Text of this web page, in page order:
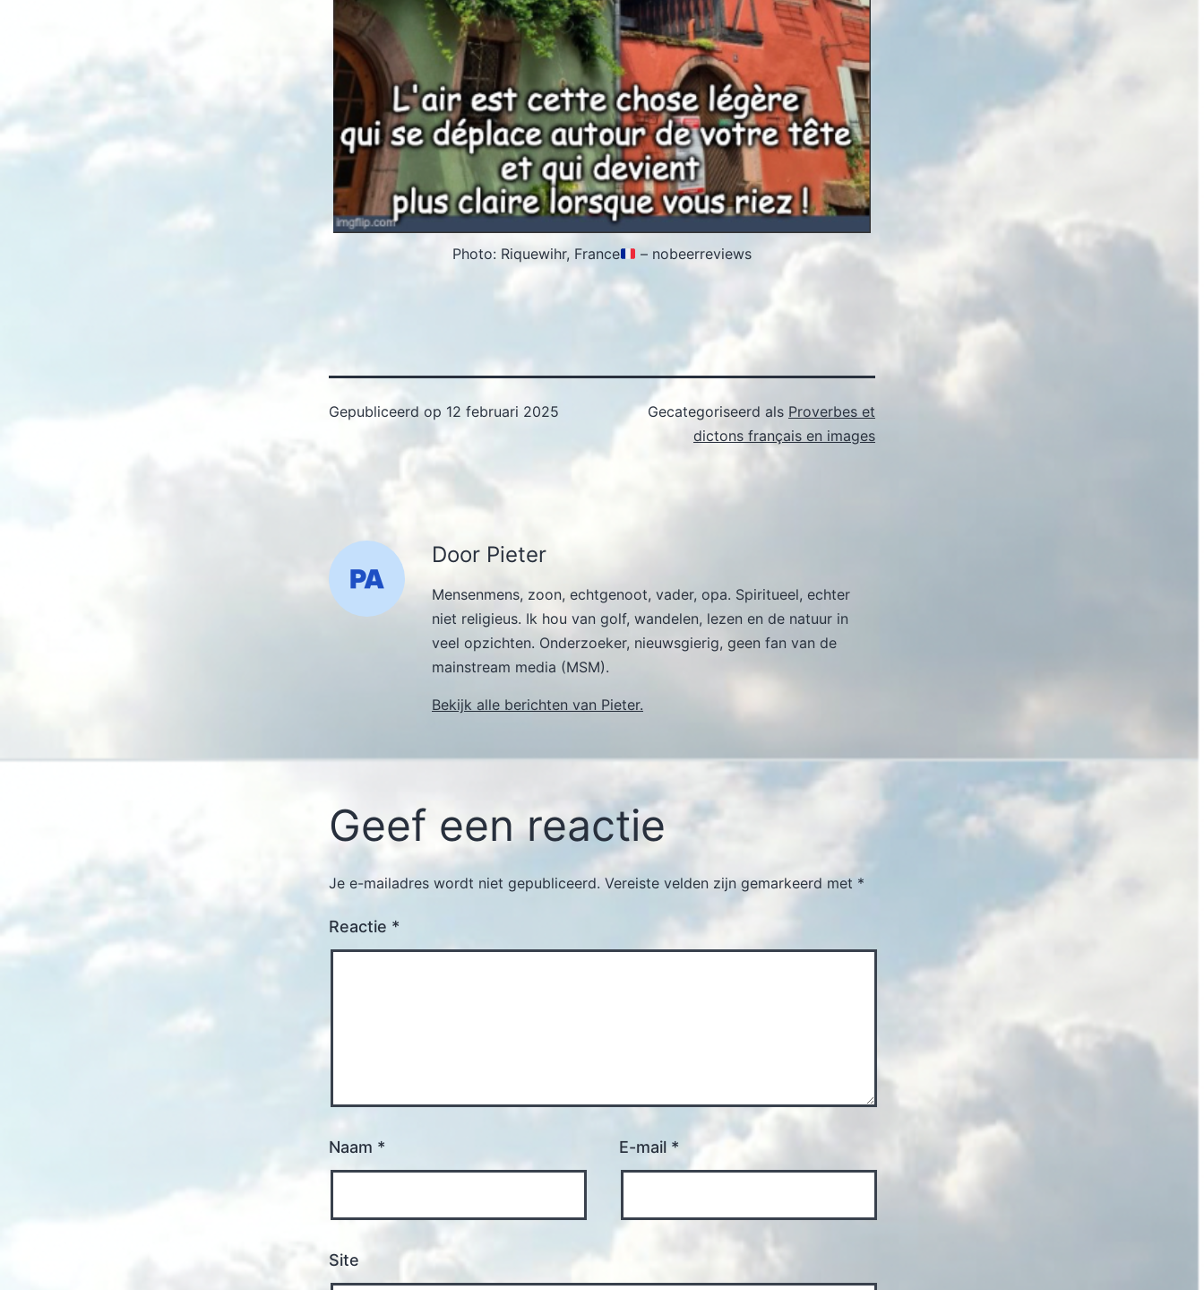
Photo: Riquewihr, France – nobeerreviews
Gepubliceerd op 12 februari 2025 Gecategoriseerd als Proverbes et
dictons français en images
Door Pieter
Mensenmens, zoon, echtgenoot, vader, opa. Spiritueel, echter
niet religieus. Ik hou van golf, wandelen, lezen en de natuur in
veel opzichten. Onderzoeker, nieuwsgierig, geen fan van de
mainstream media (MSM).
Bekijk alle berichten van Pieter.
Geef een reactie
Je e-mailadres wordt niet gepubliceerd. Vereiste velden zijn gemarkeerd met *
Reactie *
Naam * E-mail *
Site